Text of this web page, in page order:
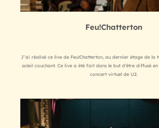
Feu!Chatterton
J’ai réalisé ce live de Feu!Chatterton, au dernier étage de la
soleil couchant. Ce live a été fait dans le but d’être diffusé
concert virtuel de U2.